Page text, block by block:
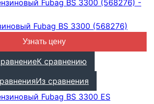
Fubag BS 3300 (568276)
Узнать цену
К сравнению
Из сравнения